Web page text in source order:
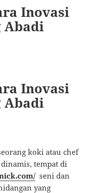
Inovasi
Abadi
Inovasi
Abadi
koki atau chef
tempat di
seni dan
yang